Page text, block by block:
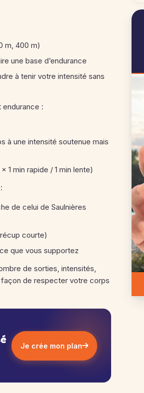
m, 400 m)
une base d’endurance
à tenir votre intensité sans
endurance :
à une intensité soutenue mais
1 min rapide / 1 min lente)
de celui de Saulnières
courte)
que vous supportez
de sorties, intensités,
de respecter votre corps
Je crée mon plan